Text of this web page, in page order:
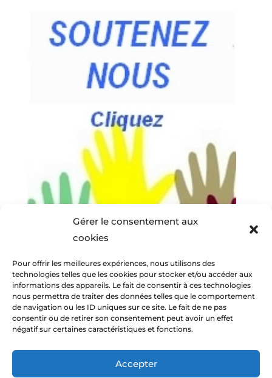
Gérer le consentement aux
cookies
Pour offrir les meilleures expériences, nous utilisons des
technologies telles que les cookies pour stocker et/ou accéder aux
informations des appareils. Le fait de consentir à ces technologies
nous permettra de traiter des données telles que le comportement
de navigation ou les ID uniques sur ce site. Le fait de ne pas
consentir ou de retirer son consentement peut avoir un effet
négatif sur certaines caractéristiques et fonctions.
Accepter